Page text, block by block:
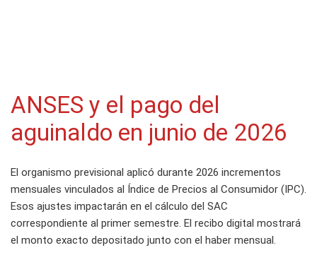
ANSES y el pago del
aguinaldo en junio de 2026
El organismo previsional aplicó durante 2026 incrementos
mensuales vinculados al Índice de Precios al Consumidor (IPC).
Esos ajustes impactarán en el cálculo del SAC
correspondiente al primer semestre. El recibo digital mostrará
el monto exacto depositado junto con el haber mensual.